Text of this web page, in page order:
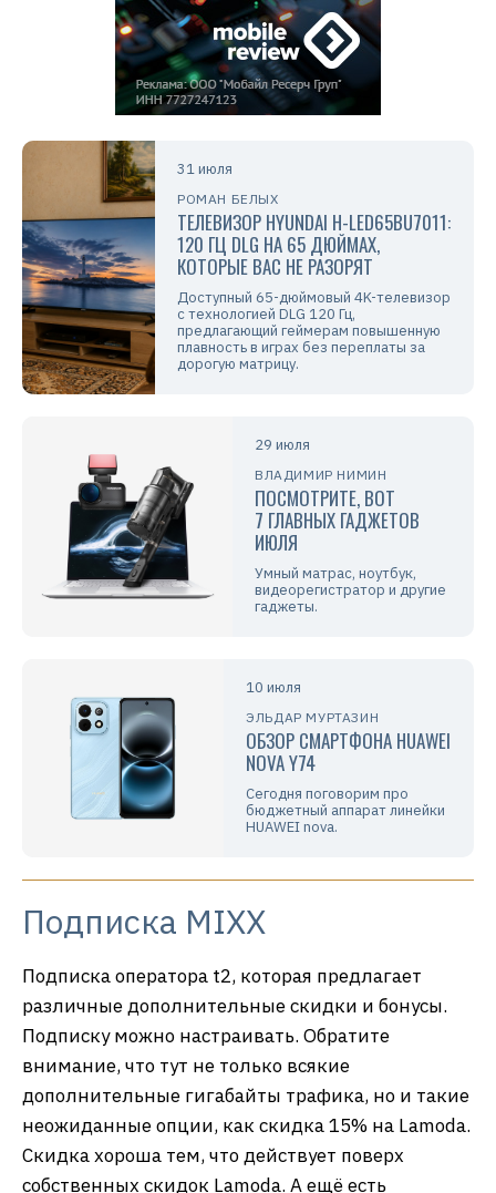
31 июля
РОМАН БЕЛЫХ
ТЕЛЕВИЗОР HYUNDAI H-LED65BU7011:
120 ГЦ DLG НА 65 ДЮЙМАХ,
КОТОРЫЕ ВАС НЕ РАЗОРЯТ
Доступный 65-дюймовый 4K-телевизор
с технологией DLG 120 Гц,
предлагающий геймерам повышенную
плавность в играх без переплаты за
дорогую матрицу.
29 июля
ВЛАДИМИР НИМИН
ПОСМОТРИТЕ, ВОТ
7 ГЛАВНЫХ ГАДЖЕТОВ
ИЮЛЯ
Умный матрас, ноутбук,
видеорегистратор и другие
гаджеты.
10 июля
ЭЛЬДАР МУРТАЗИН
ОБЗОР СМАРТФОНА HUAWEI
NOVA Y74
Сегодня поговорим про
бюджетный аппарат линейки
HUAWEI nova.
Подписка MIXX
Подписка оператора t2, которая предлагает
различные дополнительные скидки и бонусы.
Подписку можно настраивать. Обратите
внимание, что тут не только всякие
дополнительные гигабайты трафика, но и такие
неожиданные опции, как скидка 15% на Lamoda.
Скидка хороша тем, что действует поверх
собственных скидок Lamoda. А ещё есть